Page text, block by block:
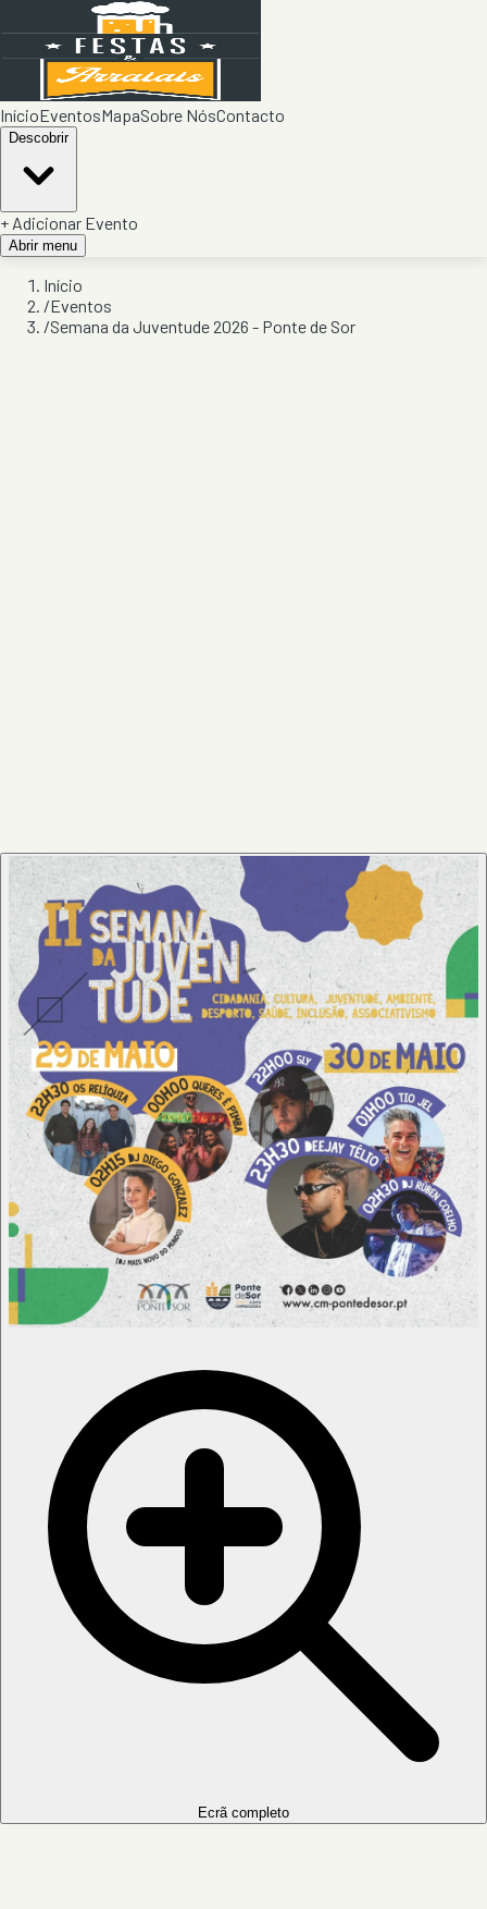
InícioEventosMapaSobre NósContacto
Descobrir
+ Adicionar Evento
Abrir menu
Início
/Eventos
/Semana da Juventude 2026 - Ponte de Sor
Ecrã completo